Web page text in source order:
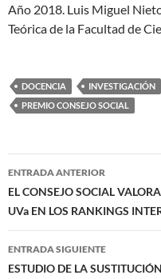
Año 2018. Luis Miguel
Teórica de la Facultad de
DOCENCIA INVESTIGACIÓN
PREMIO CONSEJO SOCIAL
Navegación
de
entradas
ENTRADA ANTERIOR
EL CONSEJO SOCIAL
UVa EN LOS RANKINGS
ENTRADA SIGUIENTE
ESTUDIO DE LA